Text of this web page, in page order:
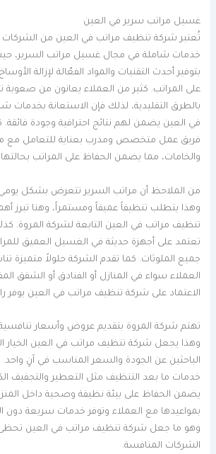
غسيل مراتب سرير في العين
تُعتبر شركة تنظيف مراتب في العين من الشركات
خدمات شاملة في مجال غسيل مراتب السرير،
بتوفير أحدث التقنيات والمواد الفعّالة لإزالة
على المراتب. كثير من العملاء يعانون من صعوبة
بالطرق التقليدية، لذلك فإن الاستعانة بخدمات
في العين يضمن لهم نتائج احترافية وجودة فائقة.
فريق عمل متخصص ومدرب بعناية للتعامل مع
والخامات، مما يضمن الحفاظ على المراتب بحالتها
من الملاحظ أن مراتب السرير تتعرض بشكل يومي
وهذا يتطلب تنظيفاً عميقاً ومستمراً، وهنا تبرز
تنظيف مراتب في العين التابعة لشركة المروة.
تعتمد على أجهزة حديثة في الغسيل العميق
جميع الملوثات. كما تقدم الشركة حلولاً متميزة
العملاء سواء في المنازل أو الفنادق أو الشقق
الاعتماد على شركة تنظيف مراتب في العين يوفر
تهتم شركة المروة بتقديم عروض وأسعار
وهذا يجعل شركة تنظيف مراتب في العين الخيار
الباحثين عن الجودة والسعر المناسب في آنٍ
خدمات ما بعد التنظيف مثل التعطير والتجفيف
يضمن الحفاظ على بيئة نظيفة وصحية داخل
بمواعيدها مع العملاء وتوفر خدمات سريعة دون
وهو ما جعل شركة تنظيف مراتب في العين
الشركات المنافسة.